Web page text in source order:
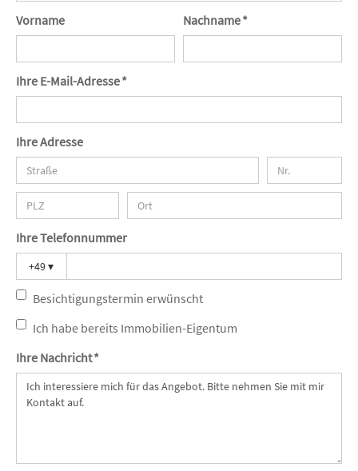
Vorname Nachname *
Ihre E-Mail-Adresse *
Ihre Adresse
Ihre Telefonnummer
+49▾
Besichtigungstermin erwünscht
Ich habe bereits Immobilien-Eigentum
Ihre Nachricht *